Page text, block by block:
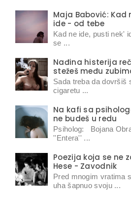
Maja Babović: Kad
ide - od tebe
Kad ne ide, pusti nek'
se ...
Nađina histerija
stežeš među
Sada treba da dovršiš
cigaretu ...
Na kafi sa
ne budeš u redu
Psiholog: Bojana
''Entera'' ...
Poezija koja se ne
Hese - Zavodnik
Pred mnogim vratima
uha šapnuo svoju ...